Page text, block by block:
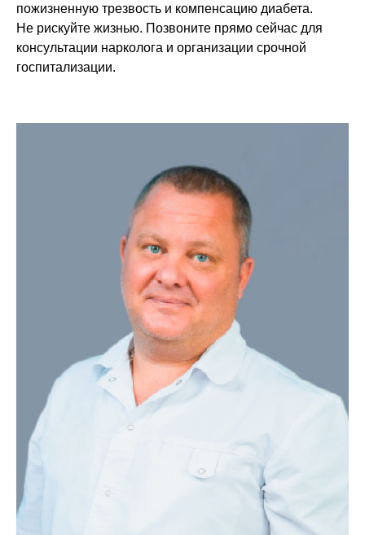
пожизненную трезвость и компенсацию диабета.
Не рискуйте жизнью. Позвоните прямо сейчас для
консультации нарколога и организации срочной
госпитализации.